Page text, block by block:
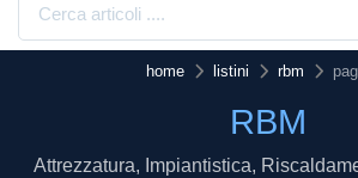
home listini rbm
RBM
Attrezzatura, Impiantistica,